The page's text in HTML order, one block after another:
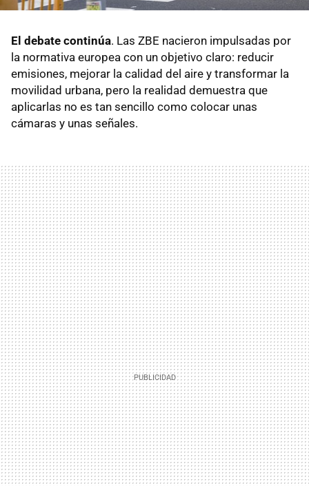
El debate continúa. Las ZBE nacieron impulsadas por
la normativa europea con un objetivo claro: reducir
emisiones, mejorar la calidad del aire y transformar la
movilidad urbana, pero la realidad demuestra que
aplicarlas no es tan sencillo como colocar unas
cámaras y unas señales.